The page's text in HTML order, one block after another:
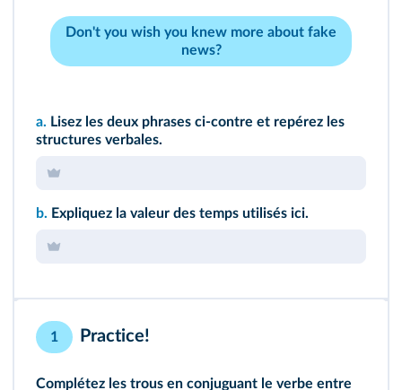
Don't you wish you knew more about fake
news?
a. Lisez les deux phrases ci-contre et repérez les
structures verbales.
b. Expliquez la valeur des temps utilisés ici.
1 Practice!
Complétez les trous en conjuguant le verbe entre